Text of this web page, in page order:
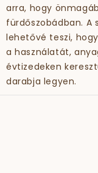
arra, hogy
fürdőszobádban. A
lehetővé teszi,
a használatát,
évtizedeken
darabja legyen.